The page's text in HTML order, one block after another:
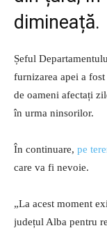
dimineață.
Șeful
furnizarea apei a
de oameni afectați
în urma ninsorilor.
În continuare, pe
care va fi nevoie.
„La acest moment
județul Alba pentru